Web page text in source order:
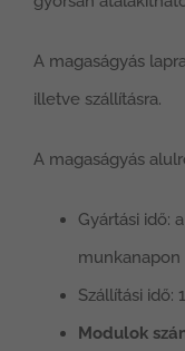
A magaságyás
illetve szállításra.
A magaságyás
Gyártási idő:
Szállítási idő:
Modulok